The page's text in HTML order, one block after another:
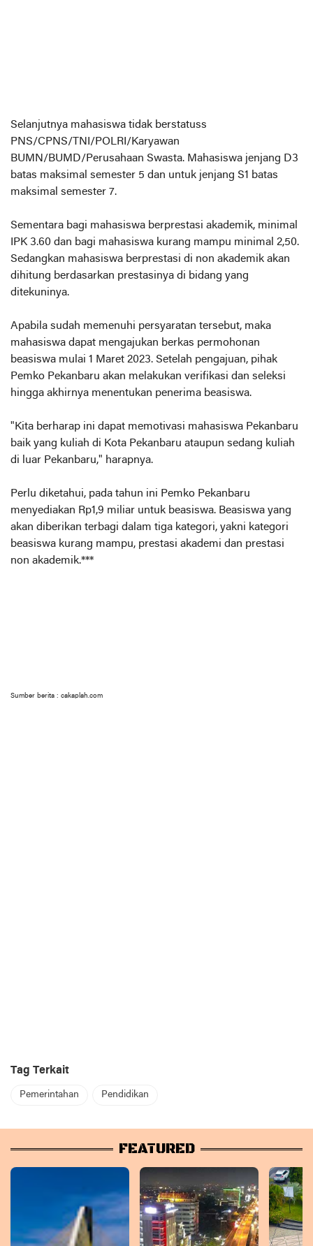
Selanjutnya mahasiswa tidak berstatuss
PNS/CPNS/TNI/POLRI/Karyawan
BUMN/BUMD/Perusahaan Swasta. Mahasiswa jenjang D3
batas maksimal semester 5 dan untuk jenjang S1 batas
maksimal semester 7.
Sementara bagi mahasiswa berprestasi akademik, minimal
IPK 3.60 dan bagi mahasiswa kurang mampu minimal 2,50.
Sedangkan mahasiswa berprestasi di non akademik akan
dihitung berdasarkan prestasinya di bidang yang
ditekuninya.
Apabila sudah memenuhi persyaratan tersebut, maka
mahasiswa dapat mengajukan berkas permohonan
beasiswa mulai 1 Maret 2023. Setelah pengajuan, pihak
Pemko Pekanbaru akan melakukan verifikasi dan seleksi
hingga akhirnya menentukan penerima beasiswa.
"Kita berharap ini dapat memotivasi mahasiswa Pekanbaru
baik yang kuliah di Kota Pekanbaru ataupun sedang kuliah
di luar Pekanbaru," harapnya.
Perlu diketahui, pada tahun ini Pemko Pekanbaru
menyediakan Rp1,9 miliar untuk beasiswa. Beasiswa yang
akan diberikan terbagi dalam tiga kategori, yakni kategori
beasiswa kurang mampu, prestasi akademi dan prestasi
non akademik.***
Sumber berita : cakaplah.com
Tag Terkait
Pemerintahan Pendidikan
FEATURED